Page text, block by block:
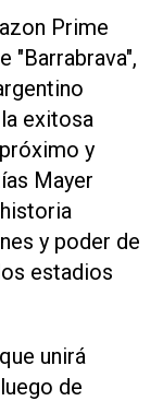
Prime
"Barrabrava",
exitosa
y
Mayer
y poder de
estadios
unirá
de